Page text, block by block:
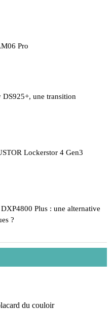
Pro
DS925+, une transition
Lockerstor 4 Gen3
Plus : une alternative
?
du couloir